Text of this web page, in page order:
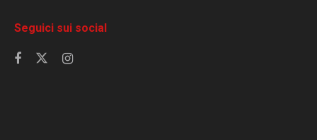
Seguici sui social